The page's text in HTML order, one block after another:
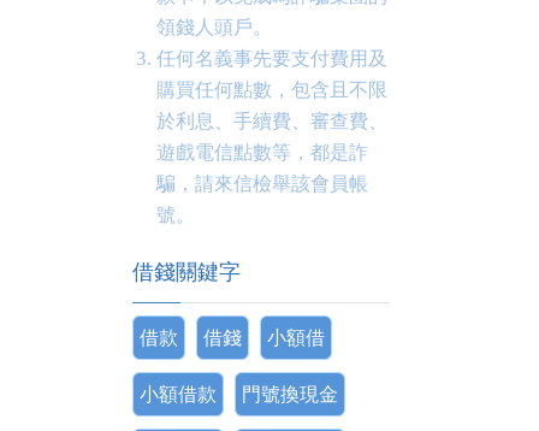
領錢人頭戶。
任何名義事先要支付費用及
購買任何點數，包含且不限
於利息、手續費、審查費、
遊戲電信點數等，都是詐
騙，請來信檢舉該會員帳
號。
借錢關鍵字
借款 借錢 小額借
小額借款 門號換現金